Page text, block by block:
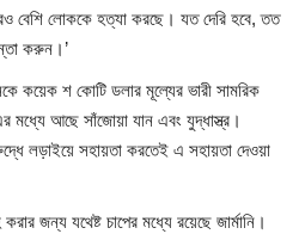
বেশি লোককে হত্যা করছে। যত দেরি হবে, তত
করুন।’
কয়েক শ কোটি ডলার মূল্যের ভারী সামরিক
মধ্যে আছে সাঁজোয়া যান এবং যুদ্ধাস্ত্র।
লড়াইয়ে সহায়তা করতেই এ সহায়তা দেওয়া
জন্য যথেষ্ট চাপের মধ্যে রয়েছে জার্মানি।